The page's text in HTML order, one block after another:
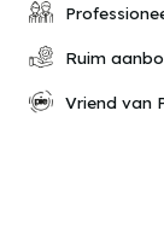
Ruim
Vriend van